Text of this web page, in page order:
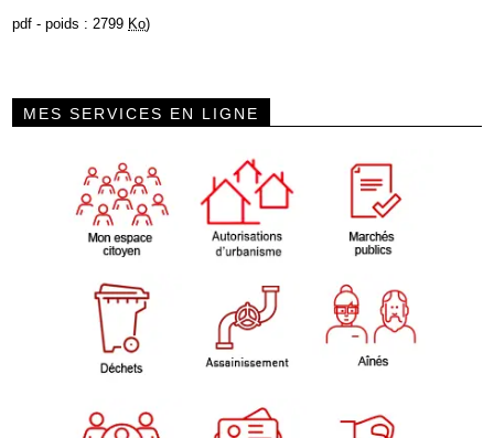
pdf - poids : 2799 Ko)
MES SERVICES EN LIGNE